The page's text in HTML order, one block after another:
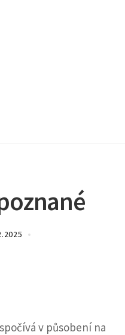
v působení na